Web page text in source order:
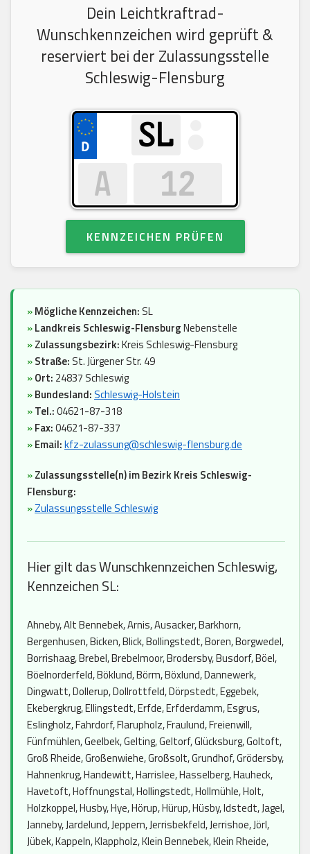
Dein Leichtkraftrad-
Wunschkennzeichen wird geprüft &
reserviert bei der Zulassungsstelle
Schleswig-Flensburg
KENNZEICHEN PRÜFEN
»Mögliche Kennzeichen: SL
»Landkreis Schleswig-FlensburgNebenstelle
»Zulassungsbezirk:Kreis Schleswig-Flensburg
»Straße: St. Jürgener Str. 49
»Ort: 24837 Schleswig
»Bundesland:Schleswig-Holstein
»Tel.:04621-87-318
»Fax:04621-87-337
»Email:kfz-zulassung@schleswig-flensburg.de
»Zulassungsstelle(n) im Bezirk Kreis Schleswig-
Flensburg:
»Zulassungsstelle Schleswig
Hier gilt das Wunschkennzeichen Schleswig,
Kennzeichen SL:
Ahneby, Alt Bennebek, Arnis, Ausacker, Barkhorn,
Bergenhusen, Bicken, Blick, Bollingstedt, Boren, Borgwedel,
Borrishaag, Brebel, Brebelmoor, Brodersby, Busdorf, Böel,
Böelnorderfeld, Böklund, Börm, Böxlund, Dannewerk,
Dingwatt, Dollerup, Dollrottfeld, Dörpstedt, Eggebek,
Ekebergkrug, Ellingstedt, Erfde, Erfderdamm, Esgrus,
Eslingholz, Fahrdorf, Flarupholz, Fraulund, Freienwill,
Fünfmühlen, Geelbek, Gelting, Geltorf, Glücksburg, Goltoft,
Groß Rheide, Großenwiehe, Großsolt, Grundhof, Grödersby,
Hahnenkrug, Handewitt, Harrislee, Hasselberg, Hauheck,
Havetoft, Hoffnungstal, Hollingstedt, Hollmühle, Holt,
Holzkoppel, Husby, Hye, Hörup, Hürup, Hüsby, Idstedt, Jagel,
Janneby, Jardelund, Jeppern, Jerrisbekfeld, Jerrishoe, Jörl,
Jübek, Kappeln, Klappholz, Klein Bennebek, Klein Rheide,